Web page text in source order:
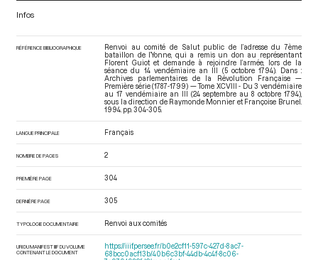
Infos
RÉFÉRENCE BIBLIOGRAPHIQUE
Renvoi au comité de Salut public de l’adresse du 7ème
bataillon de l’Yonne, qui a remis un don au représentant
Florent Guiot et demande à rejoindre l’armée, lors de la
séance du 14 vendémiaire an III (5 octobre 1794). Dans :
Archives parlementaires de la Révolution Française —
Première série (1787-1799) — Tome XCVIII - Du 3 vendémiaire
au 17 vendémiaire an III (24 septembre au 8 octobre 1794),
sous la direction de Raymonde Monnier et Françoise Brunel.
1994. pp. 304-305.
LANGUE PRINCIPALE Français
NOMBRE DE PAGES 2
PREMIÈRE PAGE 304
DERNIÈRE PAGE 305
TYPOLOGIE DOCUMENTAIRE Renvoi aux comités
URI DU MANIFEST IIIF DU VOLUME
CONTENANT LE DOCUMENT
https://iiif.persee.fr/b0e2cf11-597c-427d-8ac7-
68bcc0acf13b/40b6c3bf-44db-4c4f-8c06-